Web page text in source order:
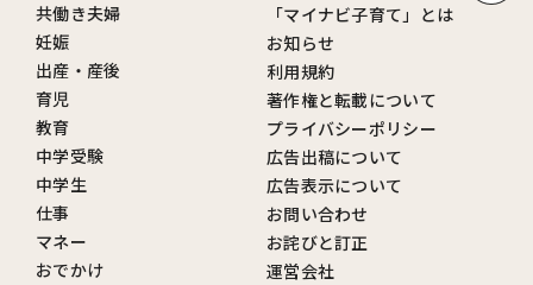
共働き夫婦
妊娠
出産・産後
育児
教育
中学受験
中学生
仕事
マネー
おでかけ
「マイナビ子育て」とは
お知らせ
利用規約
著作権と転載について
プライバシーポリシー
広告出稿について
広告表示について
お問い合わせ
お詫びと訂正
運営会社